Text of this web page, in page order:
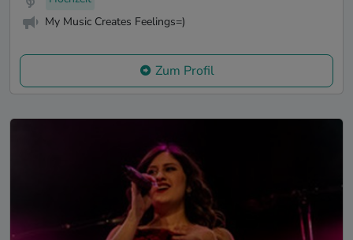
My Music Creates Feelings=)
Zum Profil